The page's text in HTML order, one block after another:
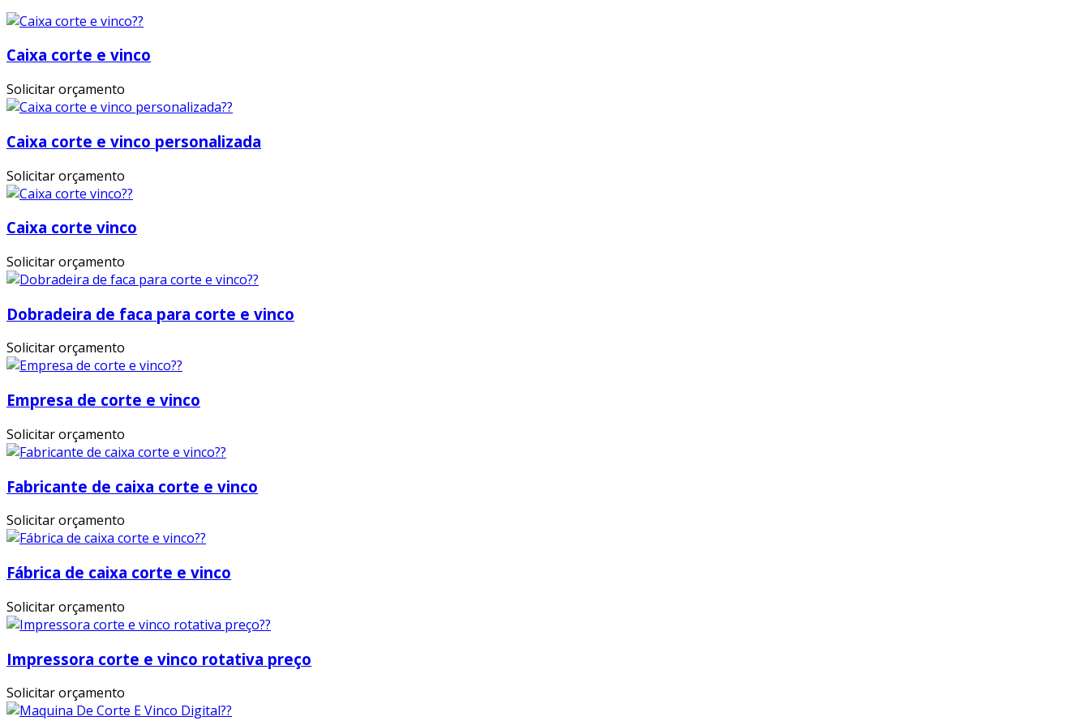
Caixa corte e vinco
Solicitar orçamento
Caixa corte e vinco personalizada
Solicitar orçamento
Caixa corte vinco
Solicitar orçamento
Dobradeira de faca para corte e vinco
Solicitar orçamento
Empresa de corte e vinco
Solicitar orçamento
Fabricante de caixa corte e vinco
Solicitar orçamento
Fábrica de caixa corte e vinco
Solicitar orçamento
Impressora corte e vinco rotativa preço
Solicitar orçamento